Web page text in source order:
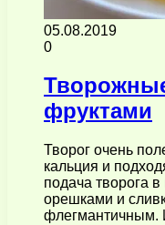
05.08.2019
0
фруктами
Творог очень
кальция и
подача творога
орешками и
флегмантичным.